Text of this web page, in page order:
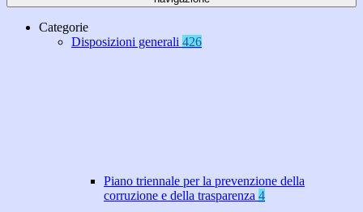
Categorie
Disposizioni generali 426
Piano triennale per la prevenzione della
corruzione e della trasparenza 4